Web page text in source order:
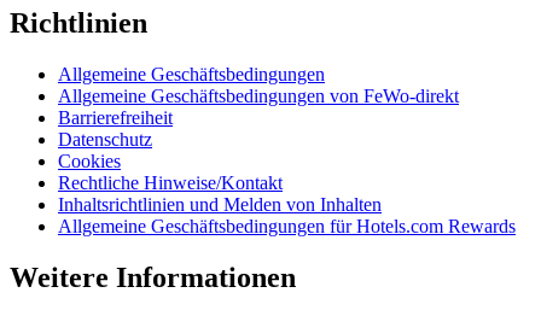
Richtlinien
Allgemeine Geschäftsbedingungen
Allgemeine Geschäftsbedingungen von FeWo-direkt
Barrierefreiheit
Datenschutz
Cookies
Rechtliche Hinweise/Kontakt
Inhaltsrichtlinien und Melden von Inhalten
Allgemeine Geschäftsbedingungen für Hotels.com Rewards
Weitere Informationen